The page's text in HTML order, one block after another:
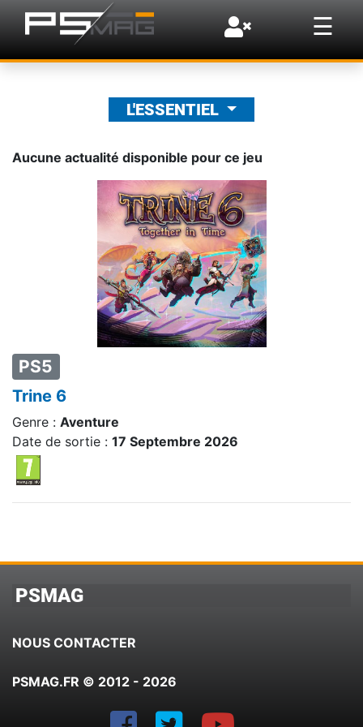
☰
×
L'ESSENTIEL
PS5
Trine 6
Genre : Aventure
Date de sortie : 17 Septembre 2026
Aucune actualité disponible pour ce jeu
PSMAG
NOUS CONTACTER
PSMAG.FR © 2012 - 2026